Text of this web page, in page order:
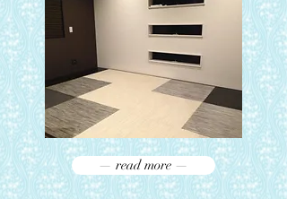
— read more —